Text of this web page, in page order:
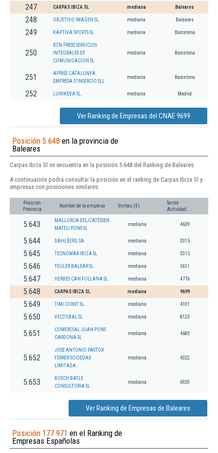
247 CARPAS IBIZA SL mediana Baleares
248 OBJETIVO IMAGEN SL. mediana Baleares
249 KAPTIVA SPORTS SL mediana Barcelona
250
BCN PRESS SERVICIOS
INTEGRALES DE
COMUNICACION SL
mediana Barcelona
251
APRISE CATALUNYA
EMPRESA D'INSERCIO SLL
mediana Barcelona
252 LUNIKEVA SL. mediana Madrid
Ver Ranking de Empresas del CNAE 9699
Posición 5.648 en la provincia de
Baleares
Carpas Ibiza Sl se encuentra en la posición 5.648 del Ranking de Baleares.
A continuación podrá consultar la posición en el ranking de Carpas Ibiza Sl y
empresas con posiciones similares:
Posición
Provincia
Nombre de la empresa Ventas (€)
Sector
Actividad
5.643
MALLORCA DELICATESSEN
MATEU PONS SL
mediana 4639
5.644 DAHLBERG SA mediana 3315
5.645 TECNOMAR IBIZA SL mediana 3315
5.646 TEULER BALEAR SL. mediana 5611
5.647 HERBES CAN FULLANA SL mediana 4776
5.648 CARPAS IBIZA SL mediana 9699
5.649 TIMI CONST SL. mediana 4101
5.650 VECTOBAL SL. mediana 8123
5.651
COMERCIAL JUAN PONS
CARDONA SL
mediana 4683
5.652
JOSE ANTONIO PASTOR
FERRER SOCIEDAD
LIMITADA.
mediana 4322
5.653
BOSCH BATLE
CONSULTORIA SL
mediana 6920
Ver Ranking de Empresas de Baleares
Posición 177.971 en el Ranking de
Empresas Españolas